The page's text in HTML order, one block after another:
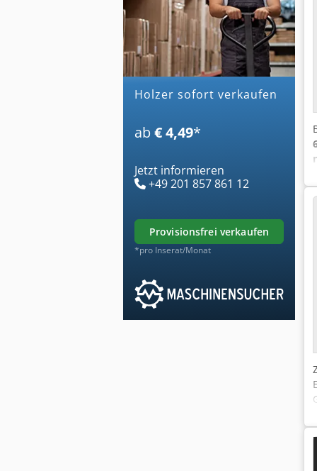
holzer sofort verkaufen
ab € 4,49*
Jetzt informieren
+49 201 857 861 12
provisionsfrei verkaufen
*pro Inserat/Monat